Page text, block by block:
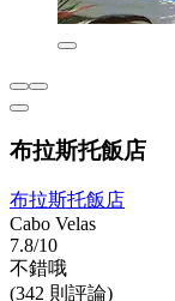
布拉斯托飯店
布拉斯托飯店
Cabo Velas
7.8/10
不錯哦
(342 則評論)